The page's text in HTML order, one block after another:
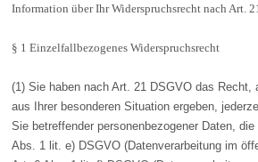
Information über Ihr Widerspruchsrecht nach Art.
§ 1 Einzelfallbezogenes Widerspruchsrecht
(1) Sie haben nach Art. 21 DSGVO das Recht,
aus Ihrer besonderen Situation ergeben,
Sie betreffender personenbezogener Daten,
Abs. 1 lit. e) DSGVO (Datenverarbeitung im